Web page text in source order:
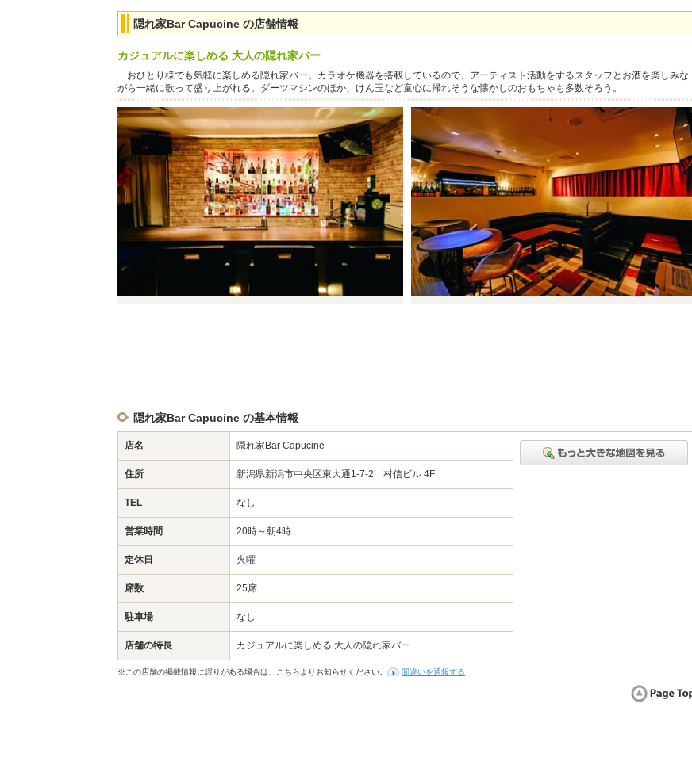
隠れ家Bar Capucine の店舗情報
カジュアルに楽しめる 大人の隠れ家バー
おひとり様でも気軽に楽しめる隠れ家バー。カラオケ機器を搭載しているので、アーティスト活動をするスタッフとお酒を楽しみな
がら一緒に歌って盛り上がれる。ダーツマシンのほか、けん玉など童心に帰れそうな懐かしのおもちゃも多数そろう。
隠れ家Bar Capucine の基本情報
店名 隠れ家Bar Capucine
住所 新潟県新潟市中央区東大通1-7-2 村信ビル 4F
TEL なし
営業時間 20時～朝4時
定休日 火曜
席数 25席
駐車場 なし
店舗の特長 カジュアルに楽しめる 大人の隠れ家バー
※この店舗の掲載情報に誤りがある場合は、こちらよりお知らせください。 間違いを通報する